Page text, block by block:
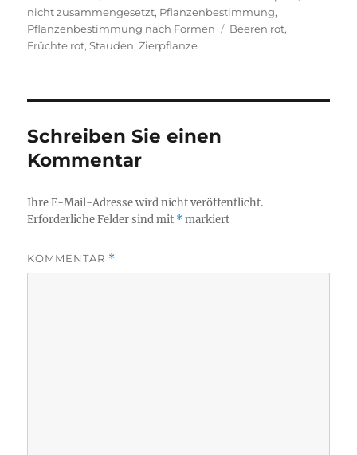
nicht zusammengesetzt, Pflanzenbestimmung,
Pflanzenbestimmung nach Formen
Schlagwörter
Beeren rot,
Früchte rot,Stauden,Zierpflanze
Schreiben Sie einen
Kommentar
Ihre E-Mail-Adresse wird nicht veröffentlicht.
Erforderliche Felder sind mit *markiert
KOMMENTAR *